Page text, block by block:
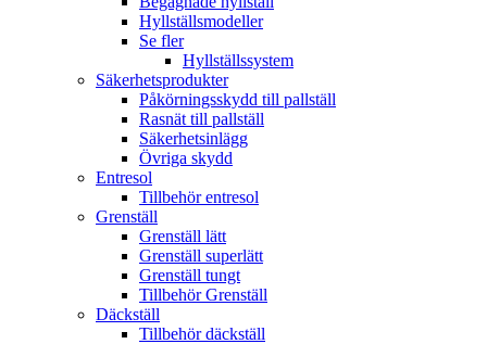
Hyllställsmodeller
Se fler
Hyllställssystem
Säkerhetsprodukter
Påkörningsskydd till pallställ
Rasnät till pallställ
Säkerhetsinlägg
Övriga skydd
Entresol
Tillbehör entresol
Grenställ
Grenställ lätt
Grenställ superlätt
Grenställ tungt
Tillbehör Grenställ
Däckställ
Tillbehör däckställ